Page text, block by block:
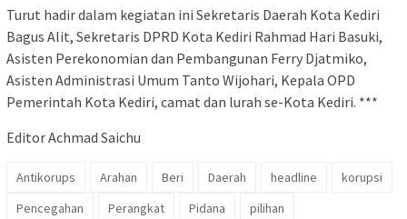
Turut hadir dalam kegiatan ini Sekretaris Daerah Kota Kediri
Bagus Alit, Sekretaris DPRD Kota Kediri Rahmad Hari Basuki,
Asisten Perekonomian dan Pembangunan Ferry Djatmiko,
Asisten Administrasi Umum Tanto Wijohari, Kepala OPD
Pemerintah Kota Kediri, camat dan lurah se-Kota Kediri. ***
Editor Achmad Saichu
Antikorups Arahan Beri Daerah headline
korupsi
Pencegahan
Perangkat Pidana
pilihan